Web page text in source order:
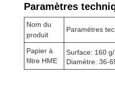
Paramètres
Nom du
produit
Paramètres
Papier à
filtre HME
Surface: 160
Diamètre: 36-